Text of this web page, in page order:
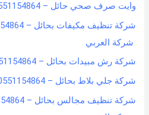
وايت صرف صحي حائل – 0551154864 اتصل بنا – شركة العربي
شركة العربي
شركة رش مبيدات بحائل – 0551154864 اتصل بنا – شركة العربي
شركة جلي بلاط بحائل – 0551154864 – اتصل بنا – شركة العربي